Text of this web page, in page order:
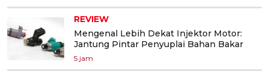
REVIEW
Mengenal Lebih Dekat Injektor Motor:
Jantung Pintar Penyuplai Bahan Bakar
5 jam